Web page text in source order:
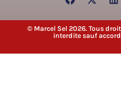
© Marcel Sel 2026. Tous
interdite sauf